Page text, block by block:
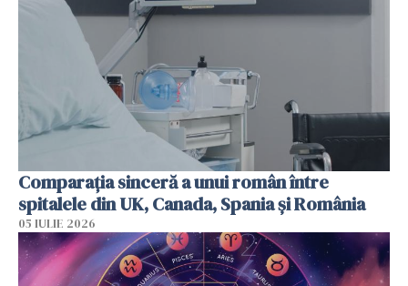
Comparația sinceră a unui român între
spitalele din UK, Canada, Spania și România
05 IULIE 2026